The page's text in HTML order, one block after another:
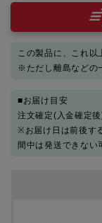
この製品に、これ以
※ただし離島などの
■お届け目安
注文確定(入金確定
※お届け日は前後す
間中は発送できない